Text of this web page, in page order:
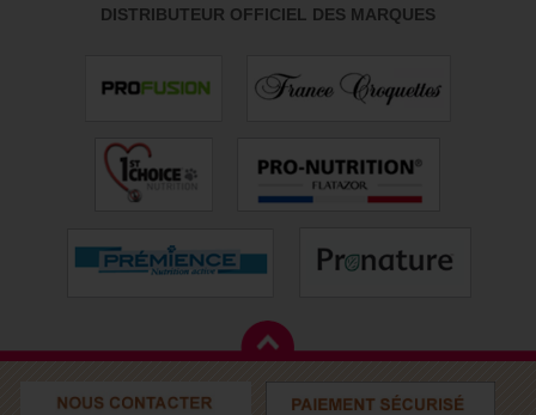
DISTRIBUTEUR OFFICIEL DES MARQUES